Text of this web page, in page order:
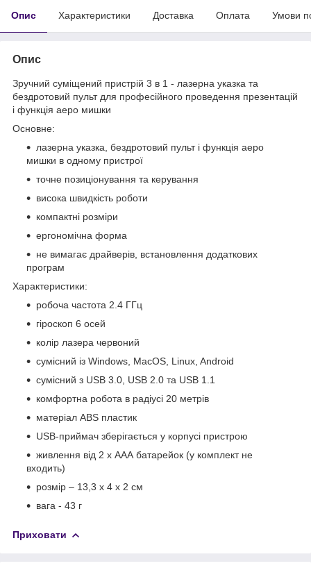
Опис Характеристики Доставка Оплата Умови
Опис
Зручний суміщений пристрій 3 в 1 - лазерна указка та
бездротовий пульт для професійного проведення презентацій
і функція аеро мишки
Основне:
лазерна указка, бездротовий пульт і функція аеро
мишки в одному пристрої
точне позиціонування та керування
висока швидкість роботи
компактні розміри
ергономічна форма
не вимагає драйверів, встановлення додаткових
програм
Характеристики:
робоча частота 2.4 ГГц
гіроскоп 6 осей
колір лазера червоний
сумісний із Windows, MacOS, Linux, Android
сумісний з USB 3.0, USB 2.0 та USB 1.1
комфортна робота в радіусі 20 метрів
матеріал ABS пластик
USB-приймач зберігається у корпусі пристрою
живлення від 2 х ААА батарейок (у комплект не
входить)
розмір – 13,3 х 4 х 2 см
вага - 43 г
Приховати